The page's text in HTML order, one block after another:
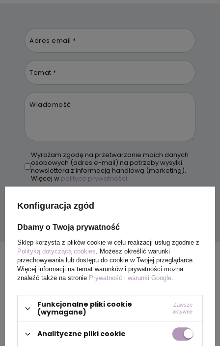
Adres email *
Temat *
Wiadomość
Wyrażam zgodę na przetwarzanie moich danych
osobowych (adres e-mail) na potrzeby wysyłki
newslettera z informacją handlową (marketing).
Więcej w polityce prywatności.
Konfiguracja zgód
Dbamy o Twoją prywatność
Sklep korzysta z plików cookie w celu realizacji usług zgodnie z
Polityką dotyczącą cookies. Możesz określić warunki
przechowywania lub dostępu do cookie w Twojej przeglądarce.
Więcej informacji na temat warunków i prywatności można
znaleźć także na stronie Prywatność i warunki Google.
Funkcjonalne pliki cookie
(wymagane)
Zawsze
aktywne
Analityczne pliki cookie